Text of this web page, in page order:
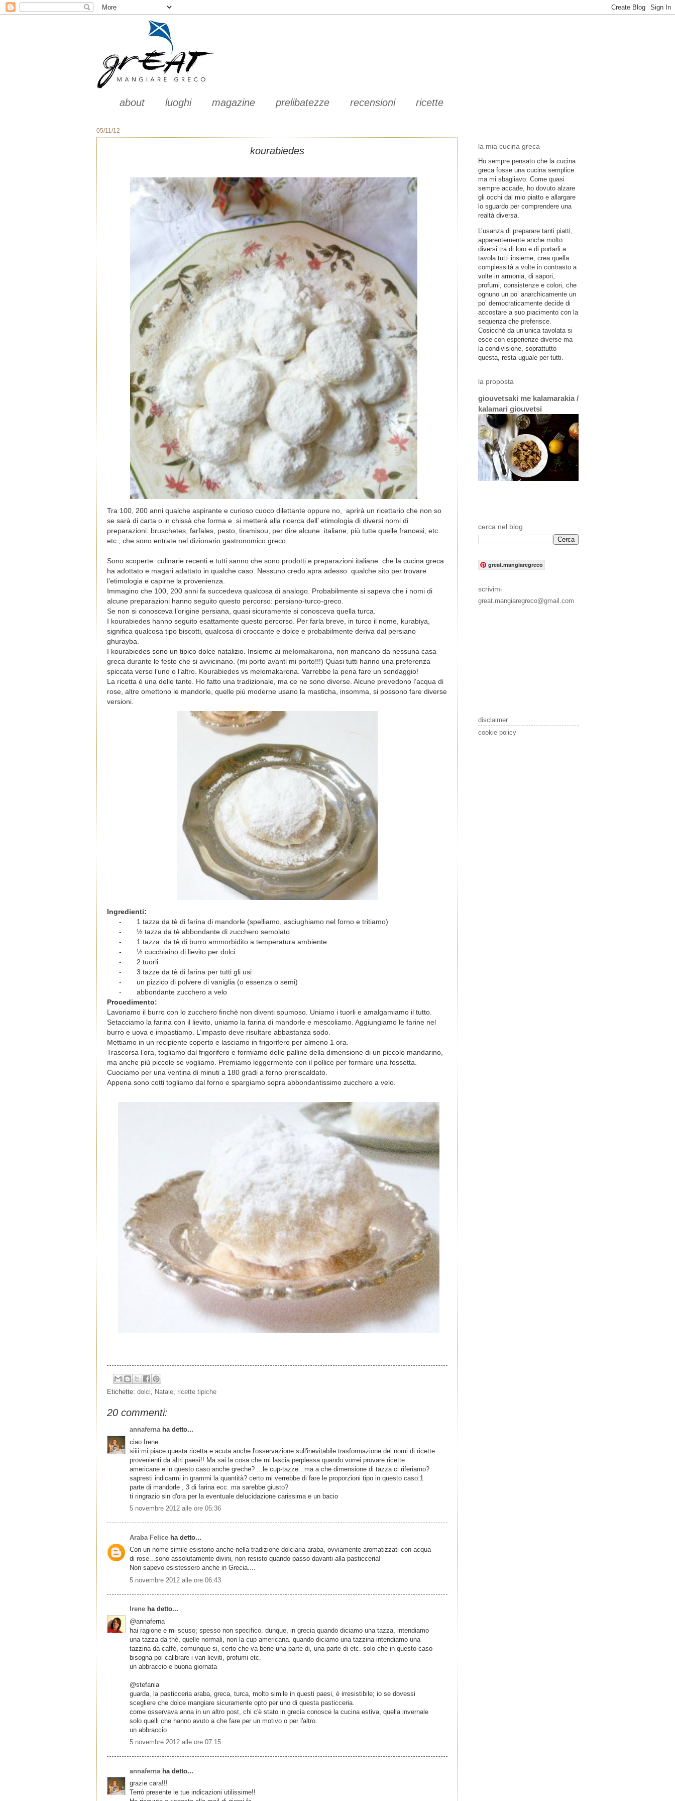
about luoghi magazine prelibatezze recensioni ricette
05/11/12
kourabiedes
Tra 100, 200 anni qualche aspirante e curioso cuoco dilettante oppure no, aprirà un ricettario che non so
se sarà di carta o in chissà che forma e si metterà alla ricerca dell’ etimologia di diversi nomi di
preparazioni: bruschetes, farfales, pesto, tiramisou, per dire alcune italiane, più tutte quelle francesi, etc.
etc., che sono entrate nel dizionario gastronomico greco.
Sono scoperte culinarie recenti e tutti sanno che sono prodotti e preparazioni italiane che la cucina greca
ha adottato e magari adattato in qualche caso. Nessuno credo apra adesso qualche sito per trovare
l’etimologia e capirne la provenienza.
Immagino che 100, 200 anni fa succedeva qualcosa di analogo. Probabilmente si sapeva che i nomi di
alcune preparazioni hanno seguito questo percorso: persiano-turco-greco.
Se non si conosceva l’origine persiana, quasi sicuramente si conosceva quella turca.
I kourabiedes hanno seguito esattamente questo percorso. Per farla breve, in turco il nome, kurabiya,
significa qualcosa tipo biscotti, qualcosa di croccante e dolce e probabilmente deriva dal persiano
ghurayba.
I kourabiedes sono un tipico dolce natalizio. Insieme ai melomakarona , non mancano da nessuna casa
greca durante le feste che si avvicinano. (mi porto avanti mi porto!!!) Quasi tutti hanno una preferenza
spiccata verso l’uno o l’altro. Kourabiedes vs melomakarona. Varrebbe la pena fare un sondaggio!
La ricetta è una delle tante. Ho fatto una tradizionale, ma ce ne sono diverse. Alcune prevedono l’acqua di
rose, altre omettono le mandorle, quelle più moderne usano la masticha, insomma, si possono fare diverse
versioni.
Ingredienti:
-
1 tazza da tè di farina di mandorle (spelliamo, asciughiamo nel forno e tritiamo)
-
½ tazza da tè abbondante di zucchero semolato
-
1 tazza da tè di burro ammorbidito a temperatura ambiente
-
½ cucchiaino di lievito per dolci
-
2 tuorli
-
3 tazze da tè di farina per tutti gli usi
-
un pizzico di polvere di vaniglia (o essenza o semi)
-
abbondante zucchero a velo
Procedimento:
Lavoriamo il burro con lo zucchero finchè non diventi spumoso. Uniamo i tuorli e amalgamiamo il tutto.
Setacciamo la farina con il lievito, uniamo la farina di mandorle e mescoliamo. Aggiungiamo le farine nel
burro e uova e impastiamo. L’impasto deve risultare abbastanza sodo.
Mettiamo in un recipiente coperto e lasciamo in frigorifero per almeno 1 ora.
Trascorsa l’ora, togliamo dal frigorifero e formiamo delle palline della dimensione di un piccolo mandarino,
ma anche più piccole se vogliamo. Premiamo leggermente con il pollice per formare una fossetta.
Cuociamo per una ventina di minuti a 180 gradi a forno preriscaldato.
Appena sono cotti togliamo dal forno e spargiamo sopra abbondantissimo zucchero a velo.
Etichette: dolci, Natale, ricette tipiche
20 commenti:
annafernaha detto...
ciao Irene
siiii mi piace questa ricetta e acuta anche l'osservazione sull'inevitabile trasformazione dei nomi di ricette
provenienti da altri paesi!! Ma sai la cosa che mi lascia perplessa quando vorrei provare ricette
americane e in questo caso anche greche? ...le cup-tazze...ma a che dimensione di tazza ci riferiamo?
sapresti indicarmi in grammi la quantità? certo mi verrebbe di fare le proporzioni tipo in questo caso:1
parte di mandorle , 3 di farina ecc. ma sarebbe giusto?
ti ringrazio sin d'ora per la eventuale delucidazione carissima e un bacio
5 novembre 2012 alle ore 05:36
Araba Felice ha detto...
Con un nome simile esistono anche nella tradizione dolciaria araba, ovviamente aromatizzati con acqua
di rose...sono assolutamente divini, non resisto quando passo davanti alla pasticceria!
Non sapevo esistessero anche in Grecia....
5 novembre 2012 alle ore 06:43
Irene ha detto...
@annaferna
hai ragione e mi scuso; spesso non specifico. dunque, in grecia quando diciamo una tazza, intendiamo
una tazza da thè, quelle normali, non la cup americana. quando diciamo una tazzina intendiamo una
tazzina da caffè, comunque si, certo che va bene una parte di, una parte di etc. solo che in questo caso
bisogna poi calibrare i vari lieviti, profumi etc.
un abbraccio e buona giornata
@stefania
guarda, la pasticceria araba, greca, turca, molto simile in questi paesi, è irresistibile; io se dovessi
scegliere che dolce mangiare sicuramente opto per uno di questa pasticceria.
come osservava anna in un altro post, chi c'è stato in grecia conosce la cucina estiva, quella invernale
solo quelli che hanno avuto a che fare per un motivo o per l'altro.
un abbraccio
5 novembre 2012 alle ore 07:15
annaferna ha detto...
grazie cara!!!
Terrò presente le tue indicazioni utilissime!!
la mia cucina greca
Ho sempre pensato che la cucina
greca fosse una cucina semplice
ma mi sbagliavo. Come quasi
sempre accade, ho dovuto alzare
gli occhi dal mio piatto e allargare
lo sguardo per comprendere una
realtà diversa.
L’usanza di preparare tanti piatti,
apparentemente anche molto
diversi tra di loro e di portarli a
tavola tutti insieme, crea quella
complessità a volte in contrasto a
volte in armonia, di sapori,
profumi, consistenze e colori, che
ognuno un po’ anarchicamente un
po’ democraticamente decide di
accostare a suo piacimento con la
sequenza che preferisce.
Cosicché da un’unica tavolata si
esce con esperienze diverse ma
la condivisione, soprattutto
questa, resta uguale per tutti.
la proposta
giouvetsaki me kalamarakia /
kalamari giouvetsi
cerca nel blog
great.mangiaregreco
scrivimi
great.mangiaregreco@gmail.com
disclaimer
cookie policy